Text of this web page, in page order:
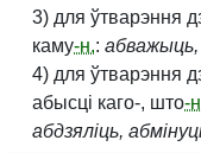
3) для ўтварэння
каму-н.:
4) для ўтварэння
абысці каго-, што-
абдзяліць,